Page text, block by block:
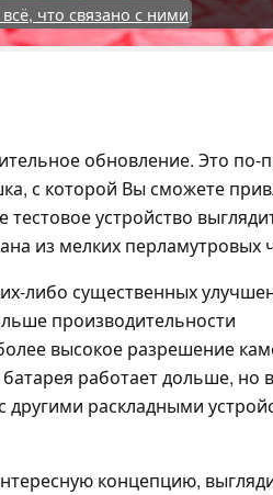
что связано с ними
обновление. Это
с которой Вы сможете
устройство
из мелких перламутровых
либо существенных
производительности
высокое разрешение
работает дольше, но
раскладными
концепцию,